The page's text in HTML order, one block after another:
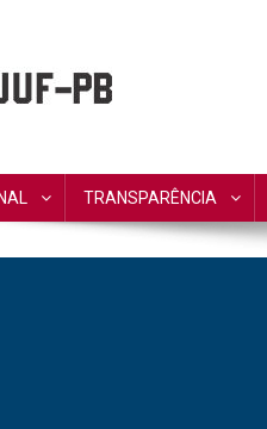
do Judiciário Federal no
TRANSPARÊNCIA